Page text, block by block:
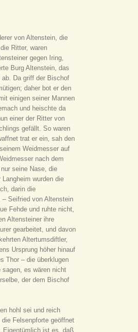
von Altenstein, die
Ritter, waren
gegen Iring,
Burg Altenstein, das
Da griff der Bischof
daher bot er den
einigen seiner Mannen
und heischte da
einer der Ritter von
gefällt. So waren
trat er ein, sah den
Weidmesser auf
nach dem
seine Nase, die
wurden die
darin die
– Seifried von Altenstein
Fehde und ruhte nicht,
Altensteiner ihre
gearbeitet, und davon
Altertumsdiftler,
Ursprung höher hinauf
Thor – die überklugen
sagen, es wären nicht
der dem Bischof
hohl sei und reich
Felsenpforte geöffnet
Eigentümlich ist es, daß